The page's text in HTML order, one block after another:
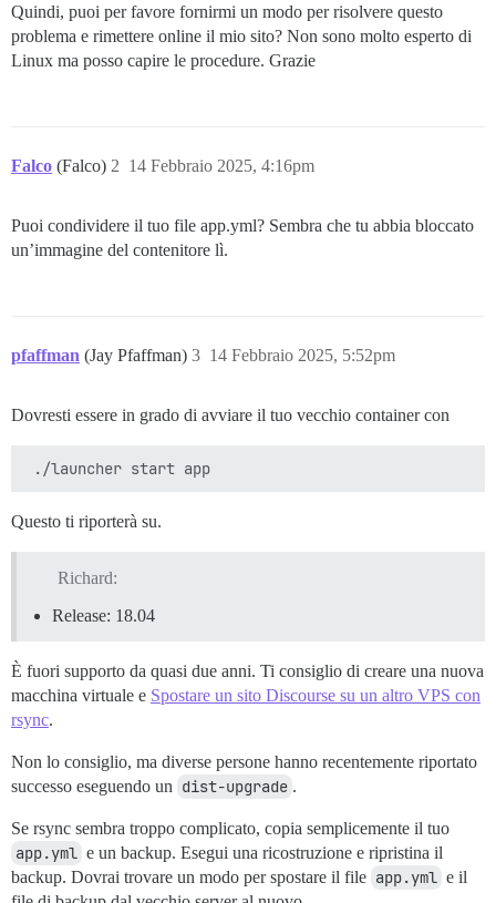
> Status: Downloaded newer image for discourse/
> docker.io/discourse/base:2.0.20250129-0720
> WARNING: containers/app.yml file is world-
> Ensuring launcher is up to date
> 76956b537f14: Pull complete
> c5ffad89ad3c: Pull complete
> c1a1234dcb61: Pull complete
> 9980a27afc32: Pull complete
> 4f4fb700ef54: Pull complete
> 4c08fdcd145a: Pull complete
> 513dccf6f63f: Pull complete
> 0fad77941078: Pull complete
> ff0b86516349: Pull complete
> c33170d09c8b: Pull complete
> 3a7b2554e089: Pull complete
> e7c58bcc7f57: Pull complete
> ad328ba96976: Pull complete
> 825dca2e642e: Pull complete
> 9fbd8c908047: Pull complete
> b1d30330e969: Pull complete
> 8c76c65bb8e8: Pull complete
> 9279965667b5: Pull complete
> a0ae3eb4d088: Pull complete
> c962935d47d4: Pull complete
> 63b444b5bd1e: Pull complete
> 7efa1c09faf6: Pull complete
> 46c4327ce462: Pull complete
Quindi, puoi per favore fornirmi un modo per risolvere questo
problema e rimettere online il mio sito? Non sono molto esperto di
Linux ma posso capire le procedure. Grazie
Falco (Falco) 14 Febbraio 2025, 4:16pm
2
Puoi condividere il tuo file app.yml? Sembra che tu abbia bloccato
un’immagine del contenitore lì.
pfaffman (Jay Pfaffman) 14 Febbraio 2025, 5:52pm
3
Dovresti essere in grado di avviare il tuo vecchio container con
Questo ti riporterà su.
Richard:
Release: 18.04
È fuori supporto da quasi due anni. Ti consiglio di creare una nuova
macchina virtuale e Spostare un sito Discourse su un altro VPS con
rsync.
Non lo consiglio, ma diverse persone hanno recentemente riportato
successo eseguendo un dist-upgrade .
Se rsync sembra troppo complicato, copia semplicemente il tuo
app.yml e un backup. Esegui una ricostruzione e ripristina il
backup. Dovrai trovare un modo per spostare il file app.yml e il